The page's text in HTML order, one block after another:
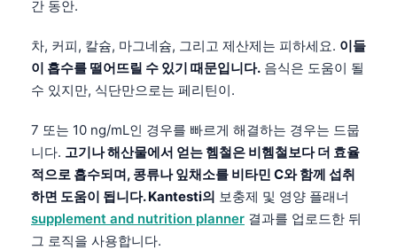
간 동안.
차, 커피, 칼슘, 마그네슘, 그리고 제산제는 피하세요. 이들
이 흡수를 떨어뜨릴 수 있기 때문입니다. 음식은 도움이 될
수 있지만, 식단만으로는 페리틴이.
7 또는 10 ng/mL인 경우를 빠르게 해결하는 경우는 드뭅
니다. 고기나 해산물에서 얻는 헴철은 비헴철보다 더 효율
적으로 흡수되며, 콩류나 잎채소를 비타민 C와 함께 섭취
하면 도움이 됩니다. Kantesti의 보충제 및 영양 플래너
supplement and nutrition planner 결과를 업로드한 뒤
그 로직을 사용합니다.
Italiano
Español
Português
Ελληνικά
Română
简体中文